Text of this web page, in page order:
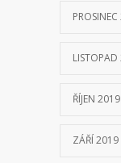
ŘÍJEN 2019
ZÁŘÍ 2019